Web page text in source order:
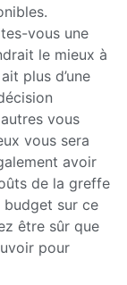
vous une
le mieux à
plus d’une
vous
vous sera
avoir
de la greffe
sur ce
être sûr que
pour